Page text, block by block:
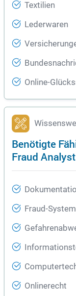
Textilien
Lederwaren
Online-
Benötigte
Fraud
Fraud-
Onlinerecht